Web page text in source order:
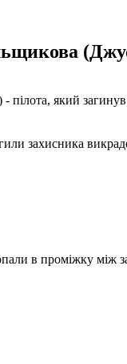
який
захисника
в проміжку між